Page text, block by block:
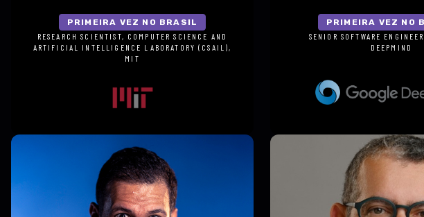
ANA TRIŠOVIĆ
PRIMEIRA VEZ NO BRASIL
RESEARCH SCIENTIST, COMPUTER SCIENCE AND
ARTIFICIAL INTELLIGENCE LABORATORY (CSAIL),
MIT
PETER DANENBERG
PRIMEIRA VEZ NO
SENIOR SOFTWARE
DEEPMIND